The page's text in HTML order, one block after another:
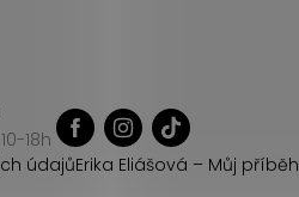
18h
údajůErika Eliášová – Můj příběh